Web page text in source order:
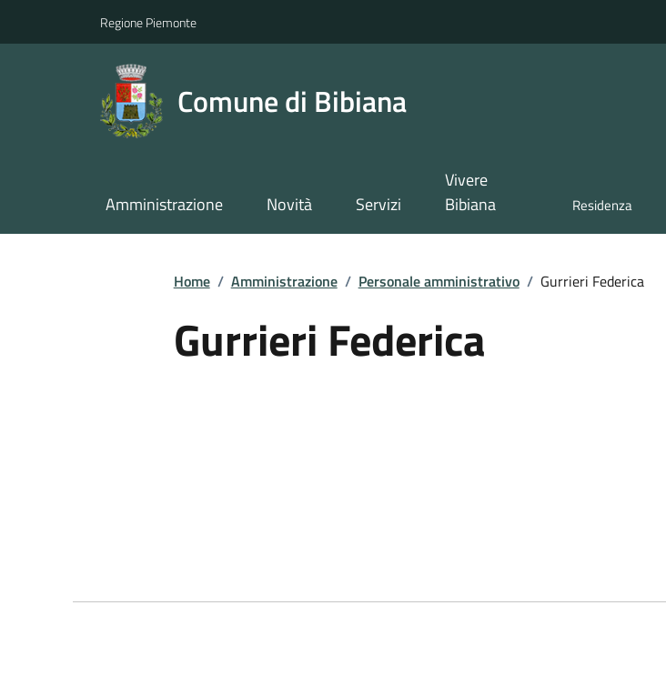
Regione Piemonte
Comune di Bibiana
Amministrazione Novità Servizi
Vivere
Bibiana
Residenza
Home / Amministrazione / Personale amministrativo / Gurrieri Federica
Gurrieri Federica